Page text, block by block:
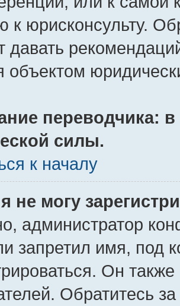
юрисконсульту.
давать
объектом
переводчика:
силы.
к началу
не могу
администратор
запретил имя, под
Он
Обратитесь